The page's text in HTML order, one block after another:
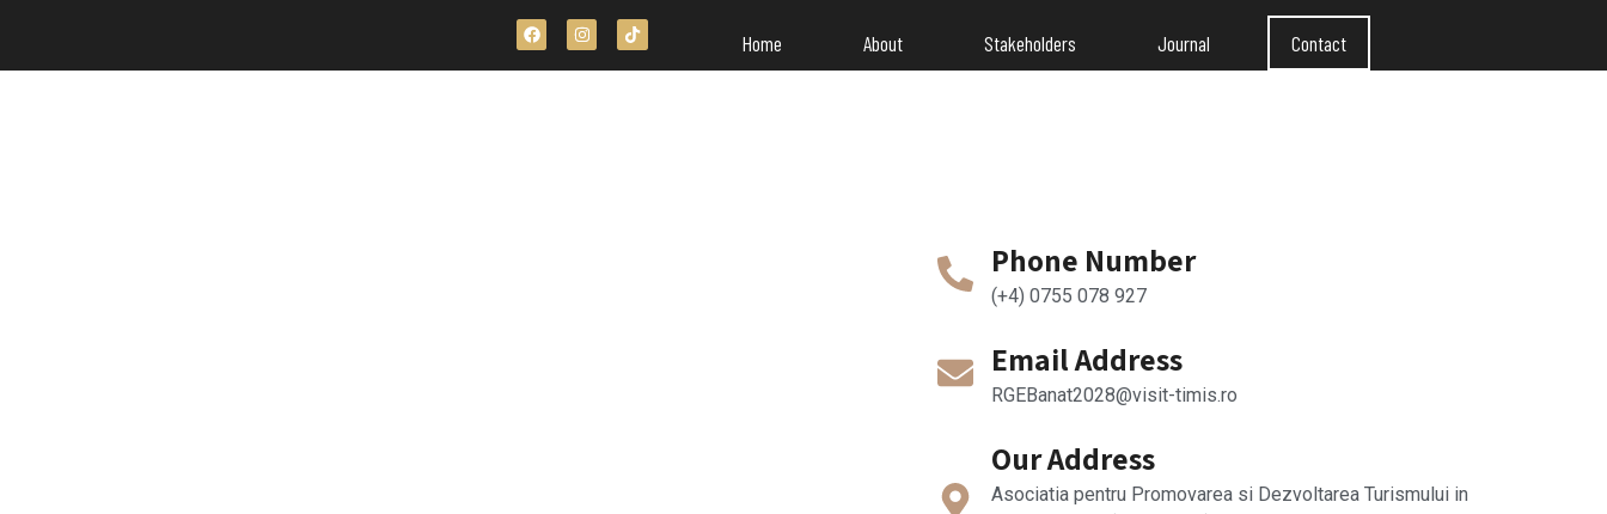
Home About Stakeholders Journal Contact
Phone Number
(+4) 0755 078 927
Email Address
RGEBanat2028@visit-timis.ro
Our Address
Asociatia pentru Promovarea si Dezvoltarea Turismului in